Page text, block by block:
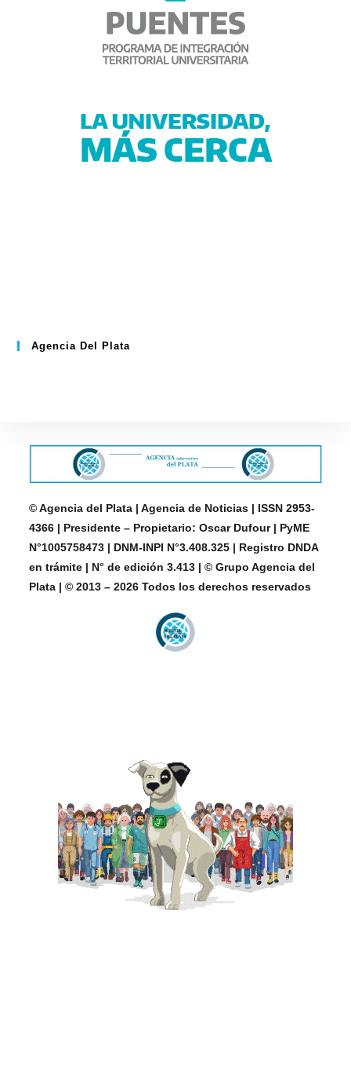
Agencia Del Plata
© Agencia del Plata | Agencia de Noticias | ISSN 2953-
4366 | Presidente – Propietario: Oscar Dufour | PyME
N°1005758473 | DNM-INPI N°3.408.325 | Registro DNDA
en trámite | N° de edición 3.413 | © Grupo Agencia del
Plata | © 2013 – 2026 Todos los derechos reservados